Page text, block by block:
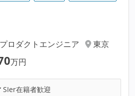
ロダクトエンジニア
東京
万円
SIer在籍者歓迎